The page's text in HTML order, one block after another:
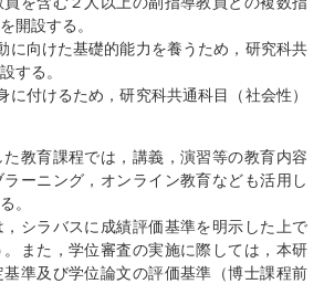
開設する。
に向けた基礎的能力を養うため，研究科共
する。
に付けるため，研究科共通科目（社会性）
教育課程では，講義，演習等の教育内容
ーニング，オンライン教育なども活用し
。
シラバスに成績評価基準を明示した上で
また，学位審査の実施に際しては，本研
準及び学位論文の評価基準（博士課程前